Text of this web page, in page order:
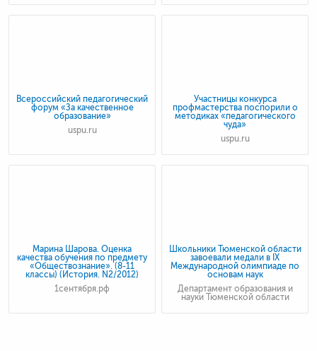
Всероссийский педагогический
форум «За качественное
образование»
uspu.ru
Участницы конкурса
профмастерства поспорили о
методиках «педагогического
чуда»
uspu.ru
Марина Шарова. Оценка
качества обучения по предмету
«Обществознание». (8-11
классы) (История. N2/2012)
1сентября.рф
Школьники Тюменской области
завоевали медали в IX
Международной олимпиаде по
основам наук
Департамент образования и
науки Тюменской области